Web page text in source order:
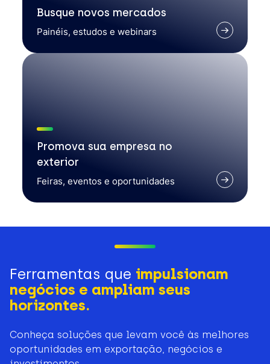
Busque novos mercados
Painéis, estudos e webinars
Promova sua empresa no
exterior
Feiras, eventos e oportunidades
Ferramentas que impulsionam
negócios e ampliam seus
horizontes.
Conheça soluções que levam você às melhores
oportunidades em exportação, negócios e